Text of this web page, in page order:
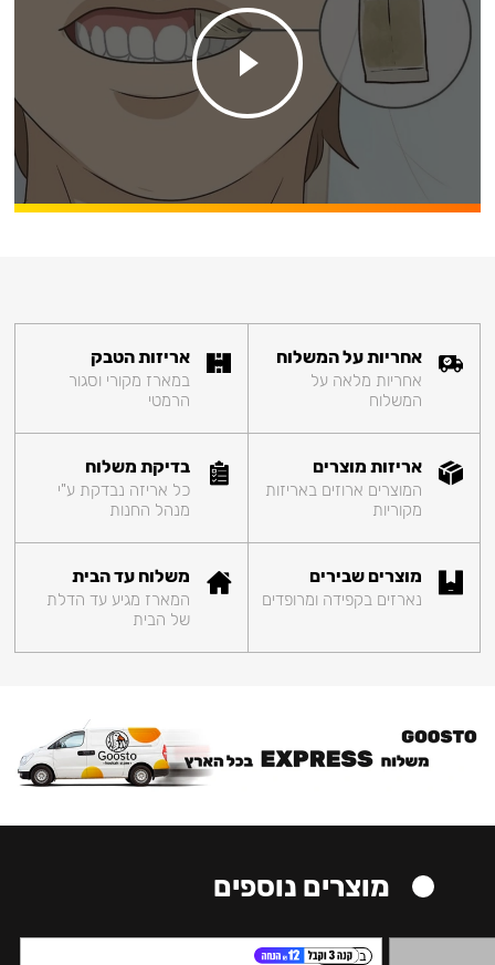
אחריות על המשלוח
אחריות מלאה על
המשלוח
אריזות הטבק
במארז מקורי וסגור
הרמטי
אריזות מוצרים
המוצרים ארוזים באריזות
מקוריות
בדיקת משלוח
כל אריזה נבדקת ע"י
מנהל החנות
מוצרים שבירים
נארזים בקפידה ומרופדים
משלוח עד הבית
המארז מגיע עד הדלת
של הבית
מוצרים נוספים
בינוני